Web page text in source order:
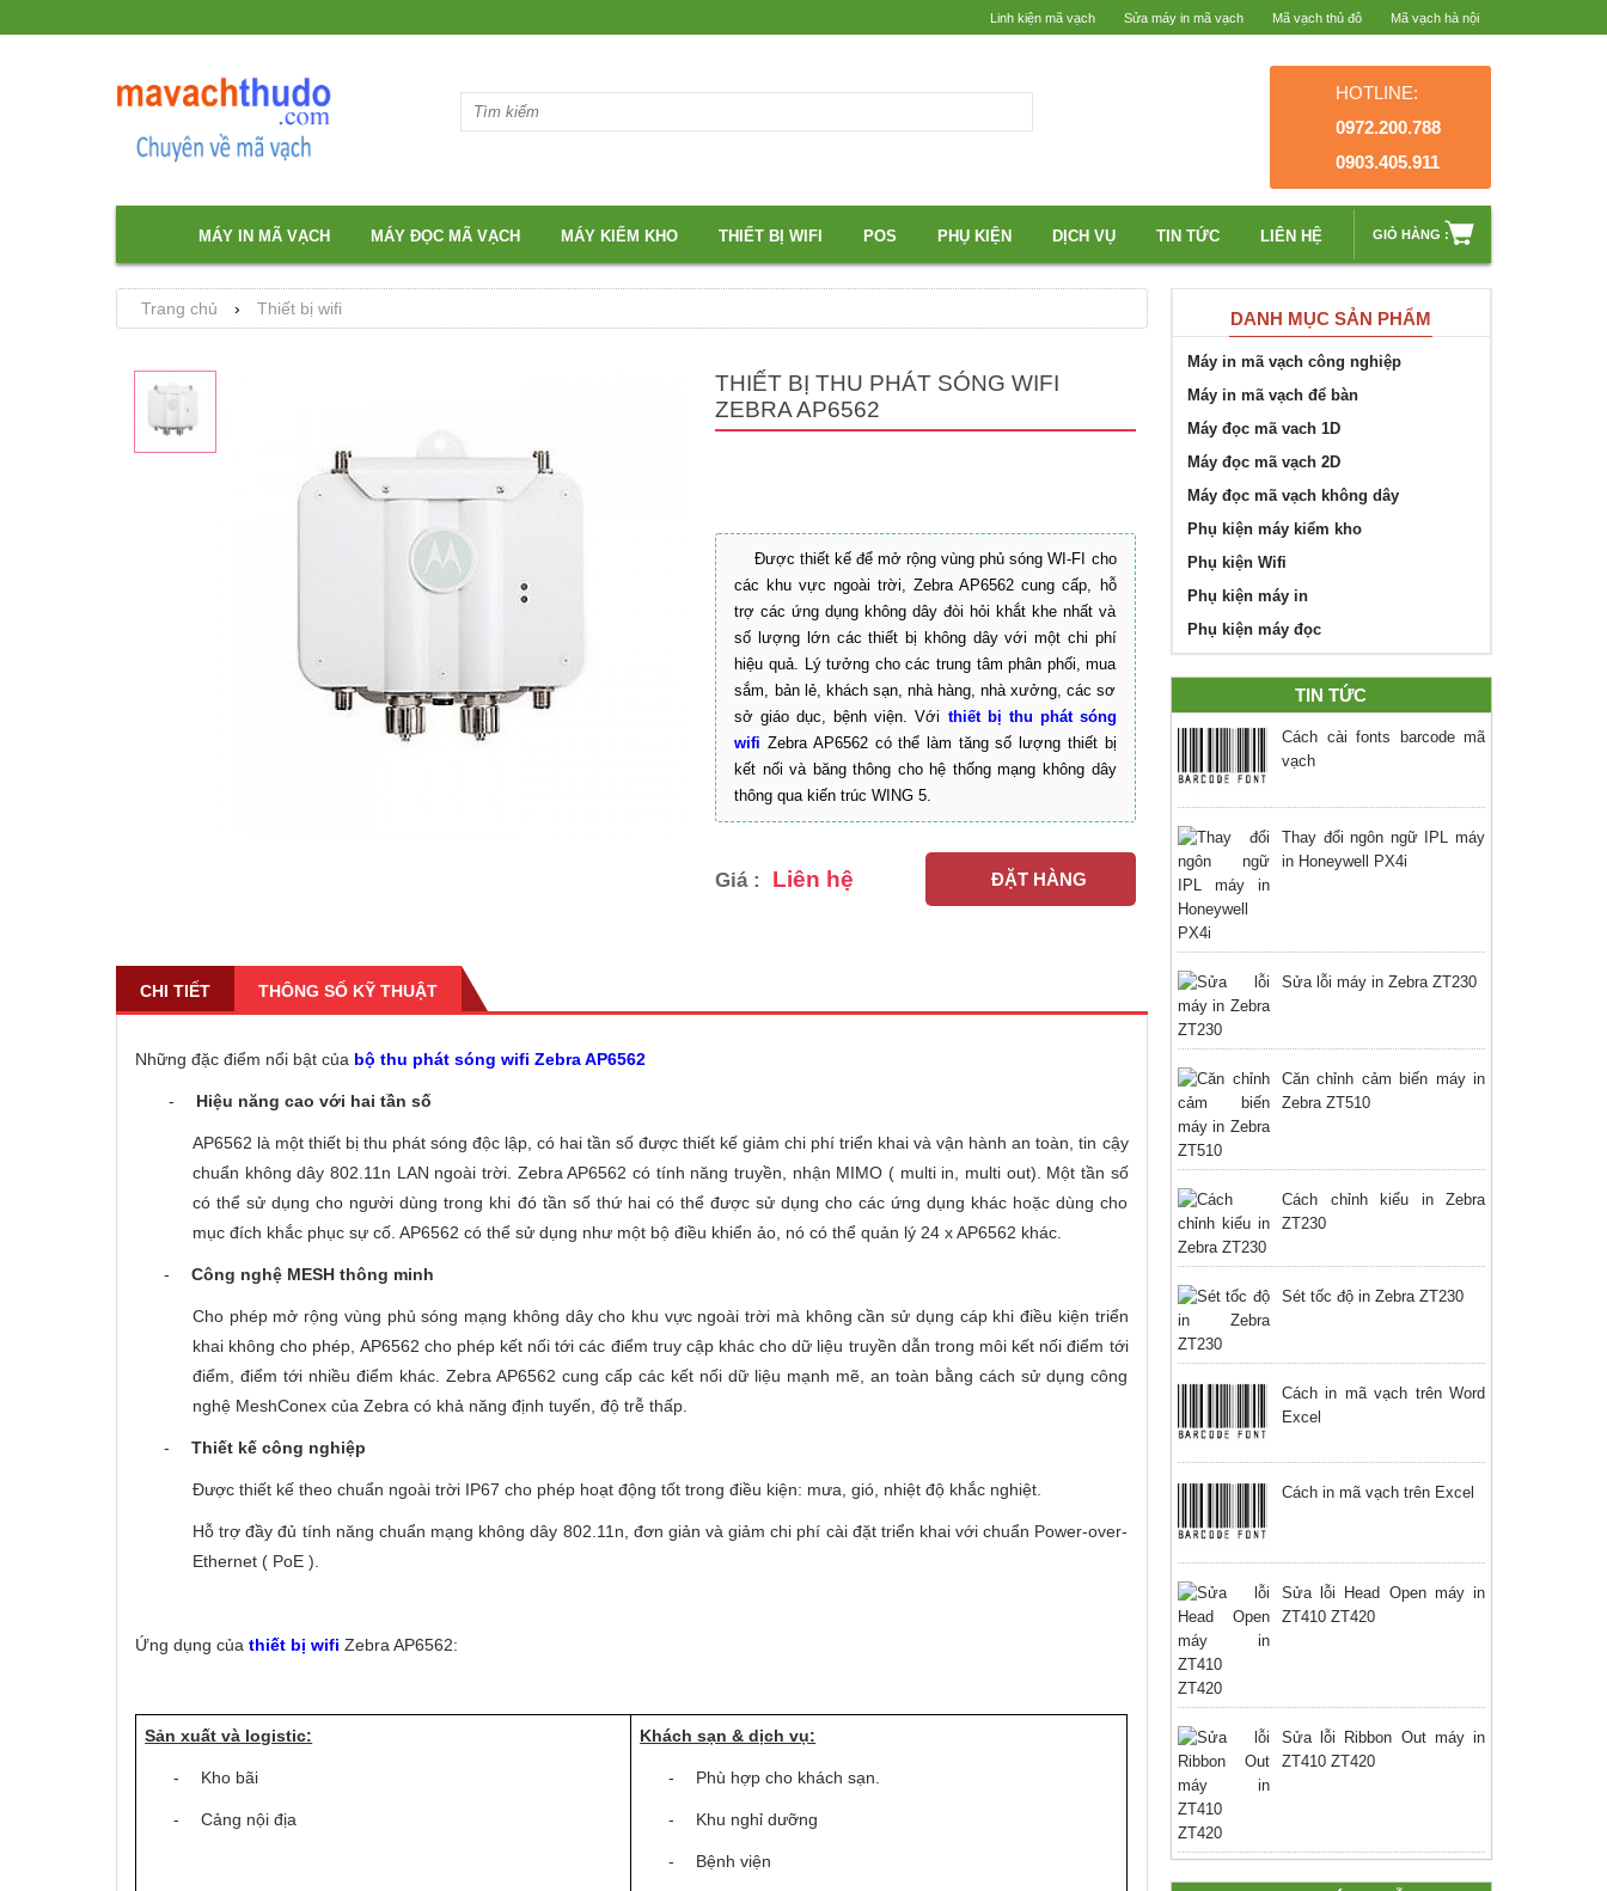
Linh kiện mã vạch Sửa máy in mã vạch Mã vạch thủ đô Mã vạch hà nội
HOTLINE:
0972.200.788
0903.405.911
MÁY IN MÃ VẠCH MÁY ĐỌC MÃ VẠCH MÁY KIỂM KHO THIẾT BỊ WIFI POS PHỤ KIỆN DỊCH VỤ TIN TỨC LIÊN HỆ GIỎ HÀNG :
Trang chủ › Thiết bị wifi
THIẾT BỊ THU PHÁT SÓNG WIFI
ZEBRA AP6562
Được thiết kế để mở rộng vùng phủ sóng WI-FI cho
các khu vực ngoài trời, Zebra AP6562 cung cấp, hỗ
trợ các ứng dụng không dây đòi hỏi khắt khe nhất và
số lượng lớn các thiết bị không dây với một chi phí
hiệu quả. Lý tưởng cho các trung tâm phân phối, mua
sắm, bản lẻ, khách sạn, nhà hàng, nhà xưởng, các sơ
sở giáo dục, bệnh viện. Với thiết bị thu phát sóng
wifi Zebra AP6562 có thể làm tăng số lượng thiết bị
kết nối và băng thông cho hệ thống mạng không dây
thông qua kiến trúc WING 5.
Giá : Liên hệ ĐẶT HÀNG
CHI TIẾT THÔNG SỐ KỸ THUẬT
Những đặc điểm nổi bật của bộ thu phát sóng wifi Zebra AP6562
- Hiệu năng cao với hai tần số
AP6562 là một thiết bị thu phát sóng độc lập, có hai tần số được thiết kế giảm chi phí triển khai và vận hành an toàn, tin cậy
chuẩn không dây 802.11n LAN ngoài trời. Zebra AP6562 có tính năng truyền, nhận MIMO ( multi in, multi out). Một tần số
có thể sử dụng cho người dùng trong khi đó tần số thứ hai có thể được sử dụng cho các ứng dụng khác hoặc dùng cho
mục đích khắc phục sự cố. AP6562 có thể sử dụng như một bộ điều khiển ảo, nó có thể quản lý 24 x AP6562 khác.
- Công nghệ MESH thông minh
Cho phép mở rộng vùng phủ sóng mạng không dây cho khu vực ngoài trời mà không cần sử dụng cáp khi điều kiện triển
khai không cho phép, AP6562 cho phép kết nối tới các điểm truy cập khác cho dữ liệu truyền dẫn trong môi kết nối điểm tới
điểm, điểm tới nhiều điểm khác. Zebra AP6562 cung cấp các kết nối dữ liệu mạnh mẽ, an toàn bằng cách sử dụng công
nghệ MeshConex của Zebra có khả năng định tuyến, độ trễ thấp.
- Thiết kế công nghiệp
Được thiết kế theo chuẩn ngoài trời IP67 cho phép hoạt động tốt trong điều kiện: mưa, gió, nhiệt độ khắc nghiệt.
Hỗ trợ đầy đủ tính năng chuẩn mạng không dây 802.11n, đơn giản và giảm chi phí cài đặt triển khai với chuẩn Power-over-
Ethernet ( PoE ).
Ứng dụng của thiết bị wifi Zebra AP6562:
Sản xuất và logistic:
- Kho bãi
- Cảng nội địa
Khách sạn & dịch vụ:
- Phù hợp cho khách sạn.
- Khu nghỉ dưỡng
- Bệnh viện
DANH MỤC SẢN PHẨM
Máy in mã vạch công nghiệp
Máy in mã vạch để bàn
Máy đọc mã vach 1D
Máy đọc mã vạch 2D
Máy đọc mã vạch không dây
Phụ kiện máy kiểm kho
Phụ kiện Wifi
Phụ kiện máy in
Phụ kiện máy đọc
TIN TỨC
Cách cài fonts barcode mã
vạch
Thay đổi ngôn ngữ IPL máy
in Honeywell PX4i
Sửa lỗi máy in Zebra ZT230
Căn chỉnh cảm biến máy in
Zebra ZT510
Cách chỉnh kiểu in Zebra
ZT230
Sét tốc độ in Zebra ZT230
Cách in mã vạch trên Word
Excel
Cách in mã vạch trên Excel
Sửa lỗi Head Open máy in
ZT410 ZT420
Sửa lỗi Ribbon Out máy in
ZT410 ZT420